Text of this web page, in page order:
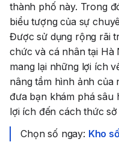
thành phố này. Trong
biểu tượng của sự
Được sử dụng rộng rãi
chức và cá nhân tại Hà
mang lại những lợi ích
nâng tầm hình ảnh của
đưa bạn khám phá sâu
lợi ích đến cách thức
Chọn số ngay: Kho